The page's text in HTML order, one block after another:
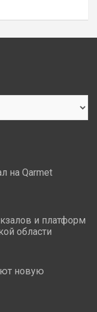
на Qarmet
и платформ
области
новую